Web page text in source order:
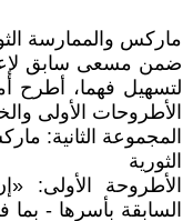
ماركس والممارسة
ضمن مسعى سابق
لتسهيل فهما، أطرح
الأطروحات الأولى
المجموعة الثانية:
الثورية
الأطروحة الأولى:
السابقة بأسرها - بما